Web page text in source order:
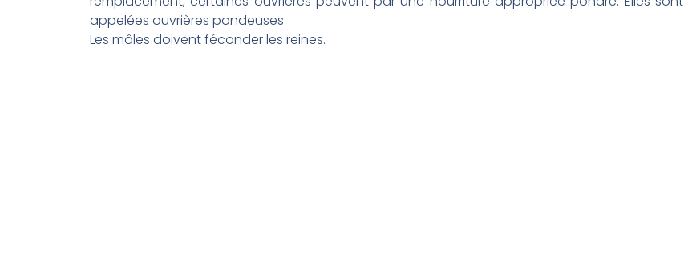
appelées ouvrières pondeuses
Les mâles doivent féconder les reines.